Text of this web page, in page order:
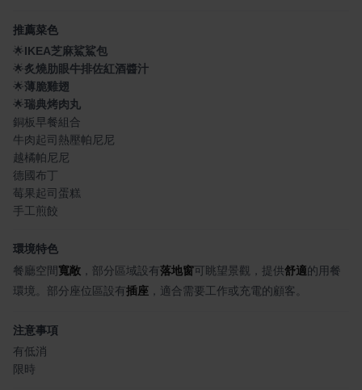
推薦菜色
🌟IKEA芝麻鯊鯊包
🌟炙燒肋眼牛排佐紅酒醬汁
🌟薄脆雞翅
🌟瑞典烤肉丸
銅板早餐組合
牛肉起司熱壓帕尼尼
越橘帕尼尼
德國布丁
莓果起司蛋糕
手工煎餃
環境特色
餐廳空間寬敞 ，部分區域設有落地窗可眺望景觀，提供舒適的用餐
環境。部分座位區設有插座 ，適合需要工作或充電的顧客。
注意事項
有低消
限時